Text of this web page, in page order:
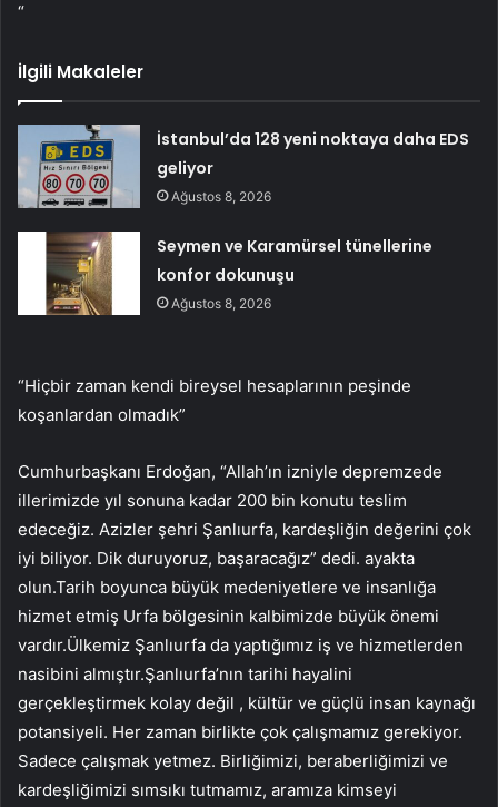
“
İlgili Makaleler
İstanbul’da 128 yeni noktaya daha EDS
geliyor
Ağustos 8, 2026
Seymen ve Karamürsel tünellerine
konfor dokunuşu
Ağustos 8, 2026
“Hiçbir zaman kendi bireysel hesaplarının peşinde
koşanlardan olmadık”
Cumhurbaşkanı Erdoğan, “Allah’ın izniyle depremzede
illerimizde yıl sonuna kadar 200 bin konutu teslim
edeceğiz. Azizler şehri Şanlıurfa, kardeşliğin değerini çok
iyi biliyor. Dik duruyoruz, başaracağız” dedi. ayakta
olun.Tarih boyunca büyük medeniyetlere ve insanlığa
hizmet etmiş Urfa bölgesinin kalbimizde büyük önemi
vardır.Ülkemiz Şanlıurfa da yaptığımız iş ve hizmetlerden
nasibini almıştır.Şanlıurfa’nın tarihi hayalini
gerçekleştirmek kolay değil , kültür ve güçlü insan kaynağı
potansiyeli. Her zaman birlikte çok çalışmamız gerekiyor.
Sadece çalışmak yetmez. Birliğimizi, beraberliğimizi ve
kardeşliğimizi sımsıkı tutmamız, aramıza kimseyi